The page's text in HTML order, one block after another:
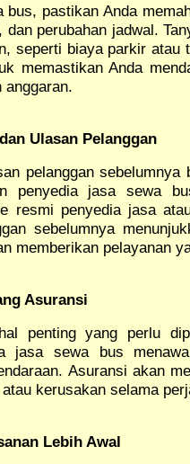
bus, pastikan Anda
dan perubahan jadwal.
seperti biaya parkir atau
memastikan Anda
anggaran.
Ulasan Pelanggan
pelanggan
penyedia jasa sewa
resmi penyedia jasa
sebelumnya
memberikan pelayanan
Asuransi
penting yang perlu
jasa sewa bus
Asuransi akan
kerusakan selama
Lebih Awal